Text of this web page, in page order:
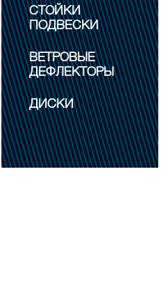
СТОЙКИ
ПОДВЕСКИ
ВЕТРОВЫЕ
ДЕФЛЕКТОРЫ
ДИСКИ